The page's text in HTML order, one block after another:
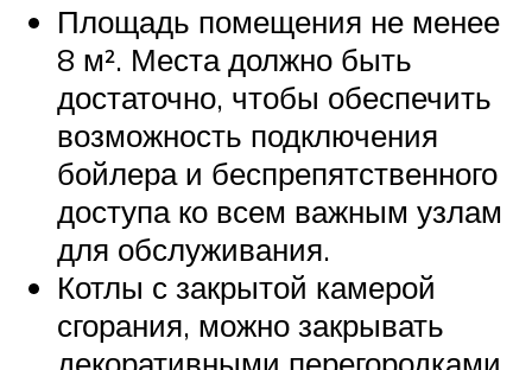
Площадь помещения не менее
8 м². Места должно быть
достаточно, чтобы обеспечить
возможность подключения
бойлера и беспрепятственного
доступа ко всем важным узлам
для обслуживания.
Котлы с закрытой камерой
сгорания, можно закрывать